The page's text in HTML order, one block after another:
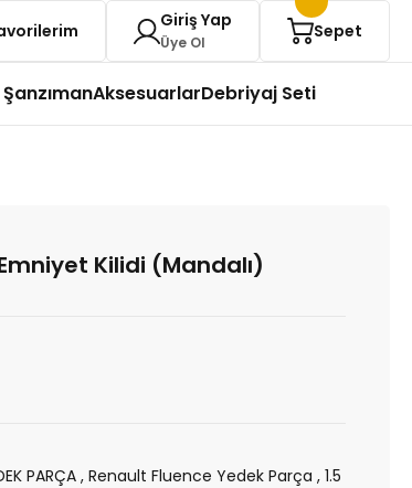
Giriş Yap
Üye Ol
Sepet
AksesuarlarDebriyaj Seti
Kilidi (Mandalı)
PARÇA ,Renault Fluence Yedek Parça ,1.5